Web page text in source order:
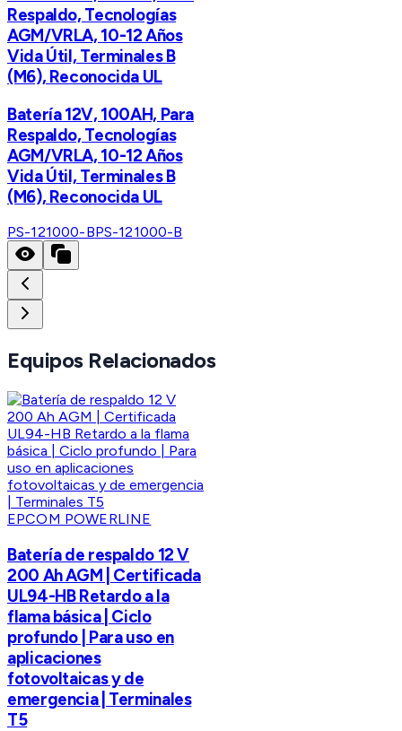
Respaldo, Tecnologías
AGM/VRLA, 10-12 Años
Vida Útil, Terminales B
(M6), Reconocida UL
Batería 12V, 100AH, Para
Respaldo, Tecnologías
AGM/VRLA, 10-12 Años
Vida Útil, Terminales B
(M6), Reconocida UL
PS-121000-BPS-121000-B
Equipos Relacionados
EPCOM POWERLINE
Batería de respaldo 12 V
200 Ah AGM | Certificada
UL94-HB Retardo a la
flama básica | Ciclo
profundo | Para uso en
aplicaciones
fotovoltaicas y de
emergencia | Terminales
T5